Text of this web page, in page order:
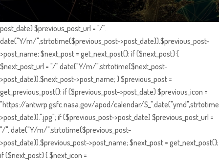
post_date) $previous_post_url = "/".
date("Y/m/",strtotime($previous_post->post_date)).$previous_post-
>post_name; $next_post = get_next_post(); if ($next_post) {
$next_post_url = "/".date("Y/m/",strtotime($next_post-
>post_date)).$next_post->post_name; } $previous_post =
get_previous_post(); if ($previous_post->post_date) $previous_icon =
"https://antwrp.gsfc.nasa.gov/apod/calendar/
>post_date)).".jpg"; if ($previous_post->post_date) $previous_post_url =
"/". date("Y/m/",strtotime($previous_post-
>post_date)).$previous_post->post_name; $next_post = get_next_post();
if ($next_post) { $next_icon =